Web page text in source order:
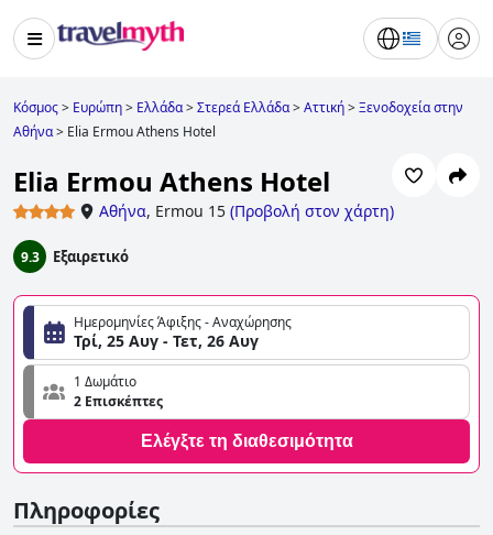
Κόσμος> Ευρώπη> Ελλάδα>Στερεά Ελλάδα>Αττική>Ξενοδοχεία στην
Αθήνα> Elia Ermou Athens Hotel
Elia Ermou Athens Hotel
Αθήνα, Ermou 15 (Προβολή στον χάρτη)
9.3 Εξαιρετικό
Ημερομηνίες Άφιξης - Αναχώρησης
Τρί, 25 Αυγ - Τετ, 26 Αυγ
1 Δωμάτιο
2 Επισκέπτες
Ελέγξτε τη διαθεσιμότητα
Πληροφορίες